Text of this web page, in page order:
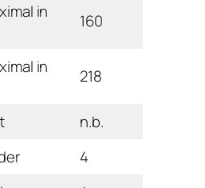
in
160
in
218
n.b.
4